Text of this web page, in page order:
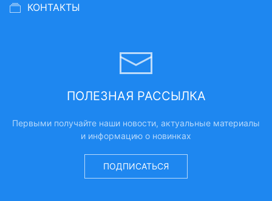
КОНТАКТЫ
ПОЛЕЗНАЯ РАССЫЛКА
Первыми получайте наши новости, актуальные материалы
и информацию о новинках
ПОДПИСАТЬСЯ